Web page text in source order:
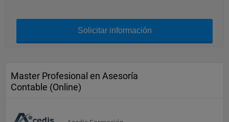
Solicitar información
Master Profesional en Asesoría
Contable (Online)